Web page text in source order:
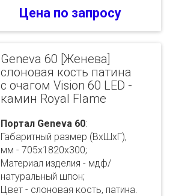
Цена по запросу
Geneva 60 [Женева]
слоновая кость патина
с очагом Vision 60 LED -
камин Royal Flame
Портал Geneva 60:
Габаритный размер (ВхШхГ),
мм - 705х1820х300;
Материал изделия - мдф/
натуральный шпон;
Цвет - слоновая кость, патина.